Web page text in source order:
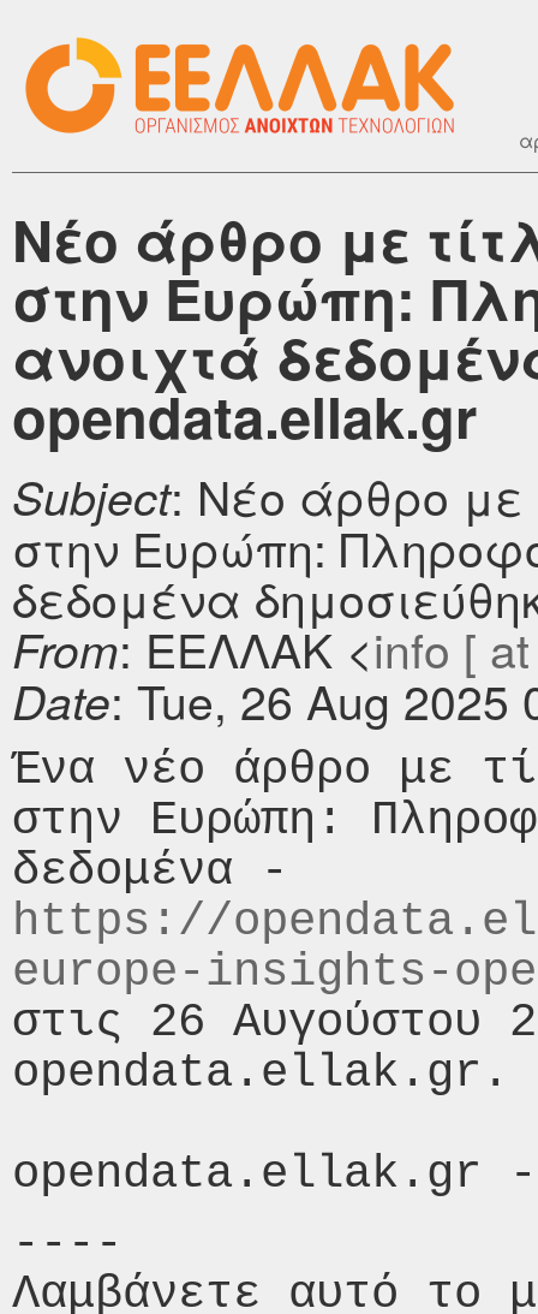
Νέο άρθρο με
στην Ευρώπη:
ανοιχτά
opendata.ellak.gr
Subject: Νέο άρθρο με
στην Ευρώπη:
δεδομένα
From: ΕΕΛΛΑΚ <info [
Date: Tue, 26 Aug 2025
Ένα νέο άρθρο με
στην Ευρώπη:
https://
europe-insights-
στις 26 Αυγούστου
opendata.ellak.gr.
----
Λαμβάνετε αυτό το